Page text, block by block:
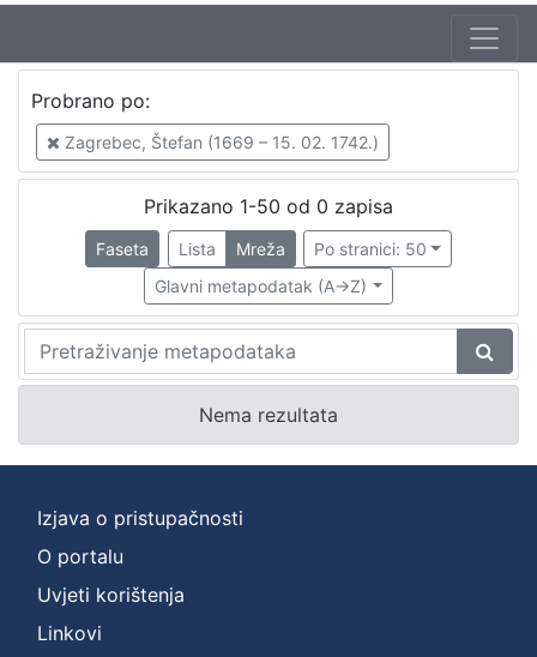
P
r
a
o
o
:
Zagrebec,
Probrano po:
Zagrebec, Štefan (1669 – 15. 02. 1742.)
Prikazano 1-50 od 0 zapisa
Faseta Lista Mreža
Po stranici: 50
Glavni metapodatak (A->Z)
Nema rezultata
Izjava o pristupačnosti
O portalu
Uvjeti korištenja
Linkovi